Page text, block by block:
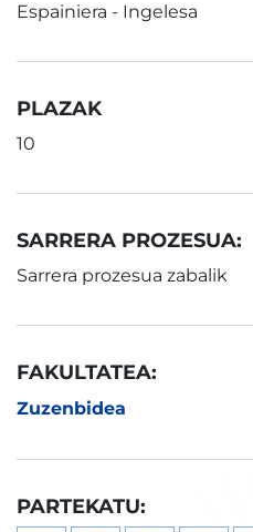
Espainiera - Ingelesa
PLAZAK
10
SARRERA PROZESUA:
Sarrera prozesua zabalik
FAKULTATEA:
Zuzenbidea
PARTEKATU: